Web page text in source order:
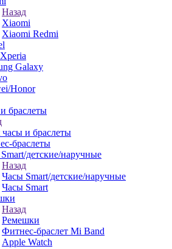
Назад
Xiaomi
Xiaomi Redmi
Galaxy
Honor
браслеты
часы и браслеты
браслеты
детские/наручные
Назад
Часы Smart/детские/наручные
Часы Smart
Назад
Ремешки
Фитнес-браслет Mi Band
Apple Watch